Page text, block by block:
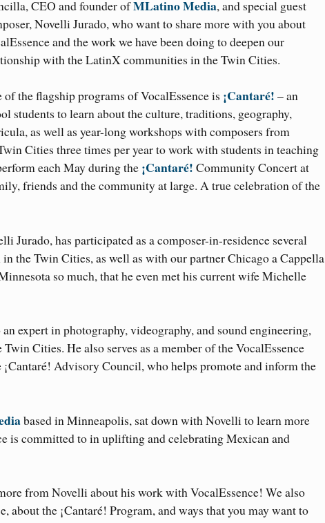
CEO and founder ofMLatino Media, and special guest
Novelli Jurado, who want to share more with you about
and the work we have been doing to deepen our
with the LatinX communities in the Twin Cities.
of the flagship programs of VocalEssence is ¡Cantaré! – an
students to learn about the culture, traditions, geography,
as well as year-long workshops with composers from
Cities three times per year to work with students in teaching
each May during the ¡Cantaré! Community Concert at
friends and the community at large. A true celebration of the
Jurado, has participated as a composer-in-residence several
the Twin Cities, as well as with our partner Chicago a Cappella
so much, that he even met his current wife Michelle
expert in photography, videography, and sound engineering,
Cities. He also serves as a member of the VocalEssence
Advisory Council, who helps promote and inform the
based in Minneapolis, sat down with Novelli to learn more
is committed to in uplifting and celebrating Mexican and
from Novelli about his work with VocalEssence! We also
about the ¡Cantaré! Program, and ways that you may want to